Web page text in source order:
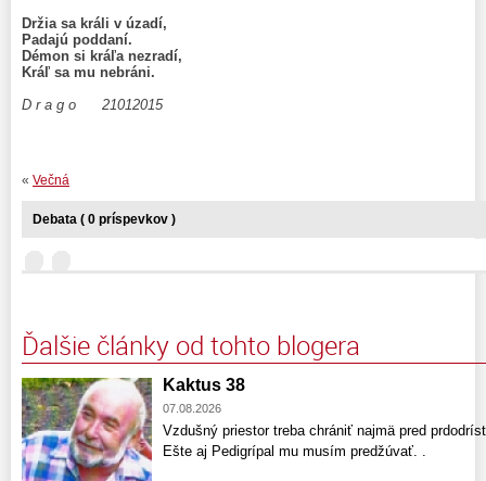
Držia sa králi v úzadí,
Padajú poddaní.
Démon si kráľa nezradí,
Kráľ sa mu nebráni.
D r a g o 21012015
« Večná
Debata ( 0 príspevkov )
Ďalšie články od tohto blogera
Kaktus 38
07.08.2026
Vzdušný priestor treba chrániť najmä pred
Ešte aj Pedigrípal mu musím predžúvať. .